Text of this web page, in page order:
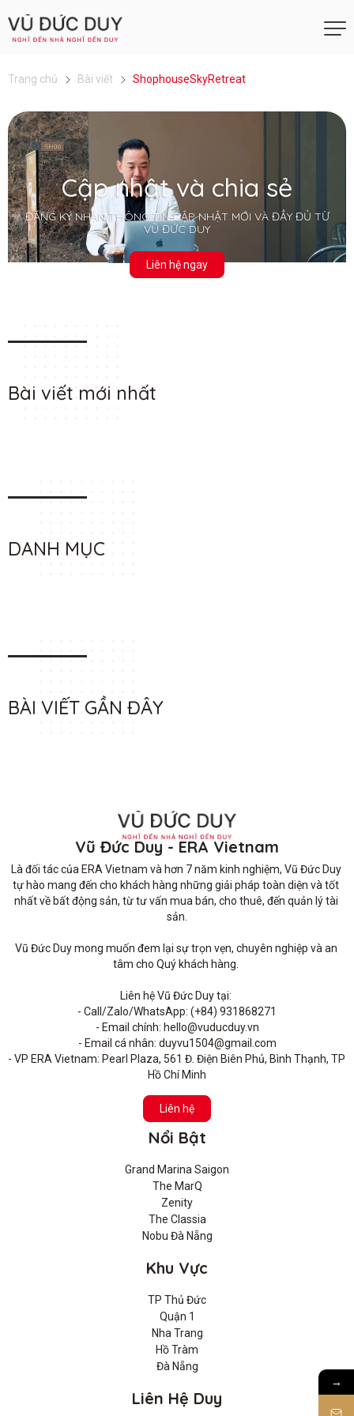
Trang chủ Bài viết ShophouseSkyRetreat
Cập nhật và chia sẻ
ĐĂNG KÝ NHẬN THÔNG TIN CẬP NHẬT MỚI VÀ ĐẦY ĐỦ TỪ
VŨ ĐỨC DUY
Liên hệ ngay
Bài viết mới nhất
DANH MỤC
BÀI VIẾT GẦN ĐÂY
Vũ Đức Duy - ERA Vietnam
Là đối tác của ERA Vietnam và hơn 7 năm kinh nghiệm, Vũ Đức Duy
tự hào mang đến cho khách hàng những giải pháp toàn diện và tốt
nhất về bất động sản, từ tư vấn mua bán, cho thuê, đến quản lý tài
sản.
Vũ Đức Duy mong muốn đem lại sự trọn vẹn, chuyên nghiệp và an
tâm cho Quý khách hàng.
Liên hệ Vũ Đức Duy tại:
- Call/Zalo/WhatsApp: (+84) 931868271
- Email chính: hello@vuducduy.vn
- Email cá nhân: duyvu1504@gmail.com
- VP ERA Vietnam: Pearl Plaza, 561 Đ. Điện Biên Phủ, Bình Thạnh, TP
Hồ Chí Minh
Liên hệ
Nổi Bật
Grand Marina Saigon
The MarQ
Zenity
The Classia
Nobu Đà Nẵng
Khu Vực
TP Thủ Đức
Quận 1
Nha Trang
Hồ Tràm
Đà Nẵng
Liên Hệ Duy
→